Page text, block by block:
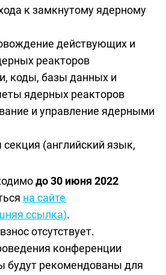
к замкнутому ядерному
действующих и
реакторов
коды, базы данных и
ядерных реакторов
и управление ядерными
(английский язык,
до 30 июня 2022
на сайте
ссылка).
отсутствует.
конференции
будут рекомендованы для